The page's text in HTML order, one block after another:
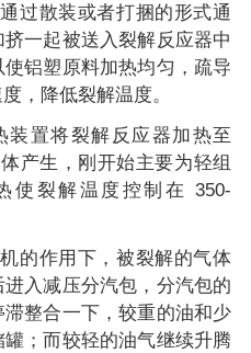
过散装或者打捆的形式通
一起被送入裂解反应器中
铝塑原料加热均匀，疏导
，降低裂解温度。
装置将裂解反应器加热至
产生，刚开始主要为轻组
使裂解温度控制在 350-
的作用下，被裂解的气体
入减压分汽包，分汽包的
整合一下，较重的油和少
；而较轻的油气继续升腾